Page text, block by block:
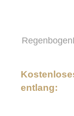
entlang: